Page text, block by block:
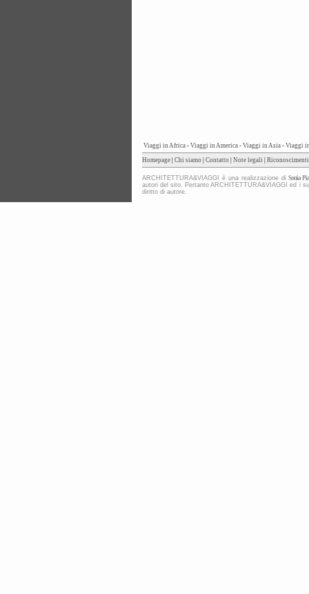
Viaggi in Africa - Viaggi in America - Viaggi in Asia - Viaggi
Homepage Chi siamo Contatto Note legali Riconoscimenti
ARCHITETTURA&VIAGGI è una realizzazione diSonia
autori del sito. Pertanto ARCHITETTURA&VIAGGI ed i
diritto di autore.